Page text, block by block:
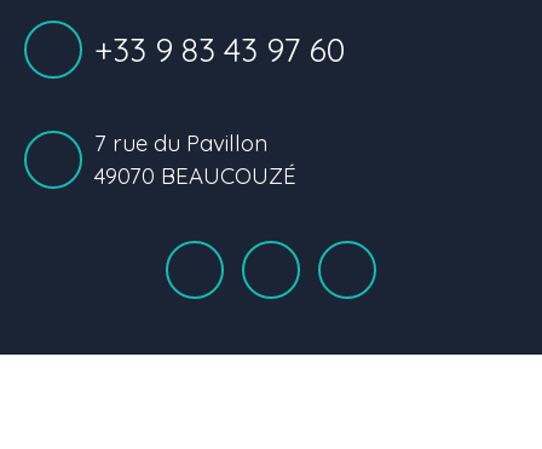
+33 9 83 43 97 60
7 rue du Pavillon
49070 BEAUCOUZÉ